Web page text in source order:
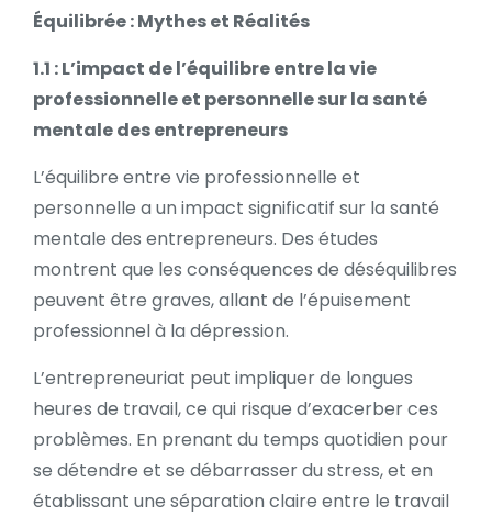
Équilibrée : Mythes et Réalités
1.1 : L’impact de l’équilibre entre la vie
professionnelle et personnelle sur la santé
mentale des entrepreneurs
L’équilibre entre vie professionnelle et
personnelle a un impact significatif sur la santé
mentale des entrepreneurs. Des études
montrent que les conséquences de déséquilibres
peuvent être graves, allant de l’épuisement
professionnel à la dépression.
L’entrepreneuriat peut impliquer de longues
heures de travail, ce qui risque d’exacerber ces
problèmes. En prenant du temps quotidien pour
se détendre et se débarrasser du stress, et en
établissant une séparation claire entre le travail